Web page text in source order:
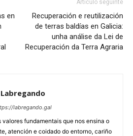
en
Artículo seguinte
Recuperación e reutilización
de terras baldías en Galicia:
unha análise da Lei de
Recuperación da Terra Agraria
Labregando
labregando.gal
valores fundamentais que nos ensina o
atención e coidado do entorno, cariño